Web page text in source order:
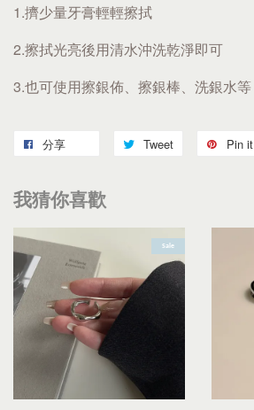
1.擠少量牙膏輕輕擦拭
2.擦拭光亮後用清水沖洗乾淨即可
3.也可使用擦銀佈、擦銀棒、洗銀水等
分享 Tweet Pin it
我猜你喜歡
Sale